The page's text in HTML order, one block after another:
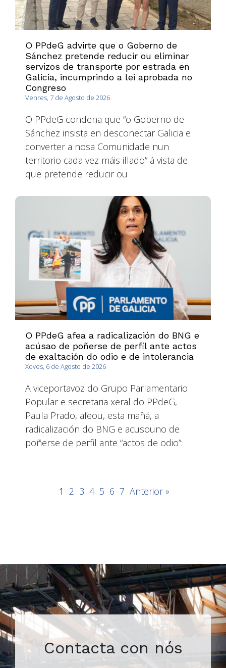
O PPdeG advirte que o Goberno de
Sánchez pretende reducir ou eliminar
servizos de transporte por estrada en
Galicia, incumprindo a lei aprobada no
Congreso
Venres, 7 de Agosto de 2026
O PPdeG condena que “o Goberno de
Sánchez insista en desconectar Galicia e
converter a nosa Comunidade nun
territorio cada vez máis illado” á vista de
que pretende reducir ou
O PPdeG afea a radicalización do BNG e
acúsao de poñerse de perfil ante actos
de exaltación do odio e de intolerancia
Xoves, 6 de Agosto de 2026
A viceportavoz do Grupo Parlamentario
Popular e secretaria xeral do PPdeG,
Paula Prado, afeou, esta mañá, a
radicalización do BNG e acusouno de
poñerse de perfil ante “actos de odio”:
1 2 3 4 5 6 7 Anterior »
Contacta con nós